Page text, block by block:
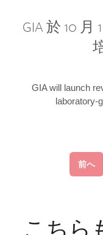
GIA 於 10
GIA will launch
laboratory-
前へ
こちら